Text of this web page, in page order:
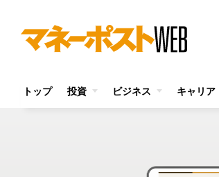
トップ 投資 ビジネス キャリア